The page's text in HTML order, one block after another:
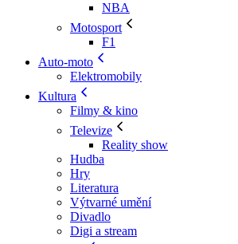
NBA
Motosport
F1
Auto-moto
Elektromobily
Kultura
Filmy & kino
Televize
Reality show
Hudba
Hry
Literatura
Výtvarné umění
Divadlo
Digi a stream